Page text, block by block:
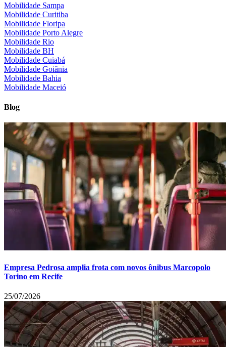
Mobilidade Sampa
Mobilidade Curitiba
Mobilidade Floripa
Mobilidade Porto Alegre
Mobilidade Rio
Mobilidade BH
Mobilidade Cuiabá
Mobilidade Goiânia
Mobilidade Bahia
Mobilidade Maceió
Blog
Empresa Pedrosa amplia frota com novos ônibus Marcopolo
Torino em Recife
25/07/2026